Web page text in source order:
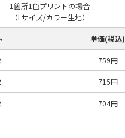
1箇所1色プリントの場合
（Lサイズ/カラー生地）
単価(税込)
759円
715円
704円